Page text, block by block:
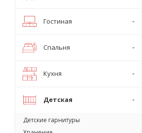
Гостиная
Спальня
Кухня
Детская
Детские гарнитуры